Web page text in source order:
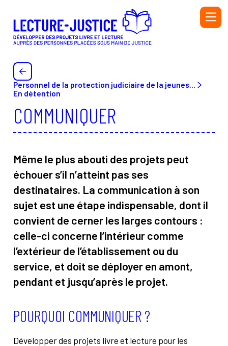
Personnel de la protection judiciaire de la jeunesse (PJJ) ou du secteur associatif habilité (SAH) et de l’Éducation nationale
En détention
COMMUNIQUER
Même le plus abouti des projets peut
échouer s’il n’atteint pas ses
destinataires. La communication à son
sujet est une étape indispensable, dont il
convient de cerner les larges contours :
celle-ci concerne l’intérieur comme
l’extérieur de l’établissement ou du
service, et doit se déployer en amont,
pendant et jusqu’après le projet.
POURQUOI COMMUNIQUER ?
Développer des projets livre et lecture pour les
PERSONNEL DE L'ADMINISTRATION PÉNITENTIAIRE ET
DE L'ÉDUCATION NATIONALE
PERSONNEL DE LA PROTECTION JUDICIAIRE DE LA
JEUNESSE (PJJ), DU SECTEUR ASSOCIATIF HABILITÉ
BIBLIOTHÉCAIRE
BÉNÉVOLE OU SALARIÉ·E D’UNE ASSOCIATION
INTERVENANT·E
Initiatives Ressources
Annuaire Glossaire
À propos Contact
Rechercher